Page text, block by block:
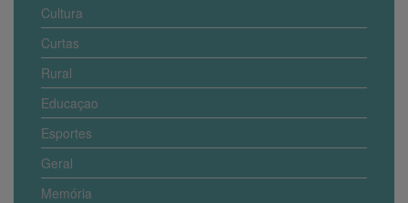
Cultura
Curtas
Rural
Educaçao
Esportes
Geral
Memória